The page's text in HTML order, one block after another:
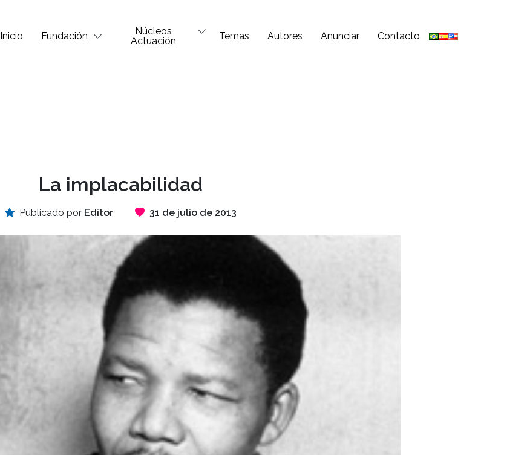
Inicio Fundación
Núcleos
Actuación
Temas Autores Anunciar Contacto
La implacabilidad
Publicado por Editor 31 de julio de 2013